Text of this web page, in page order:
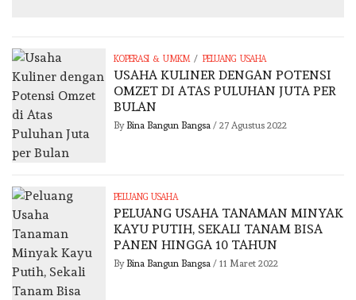
KOPERASI & UMKM / PELUANG USAHA
USAHA KULINER DENGAN POTENSI
OMZET DI ATAS PULUHAN JUTA PER
BULAN
By Bina Bangun Bangsa/ 27 Agustus 2022
PELUANG USAHA
PELUANG USAHA TANAMAN MINYAK
KAYU PUTIH, SEKALI TANAM BISA
PANEN HINGGA 10 TAHUN
By Bina Bangun Bangsa/ 11 Maret 2022